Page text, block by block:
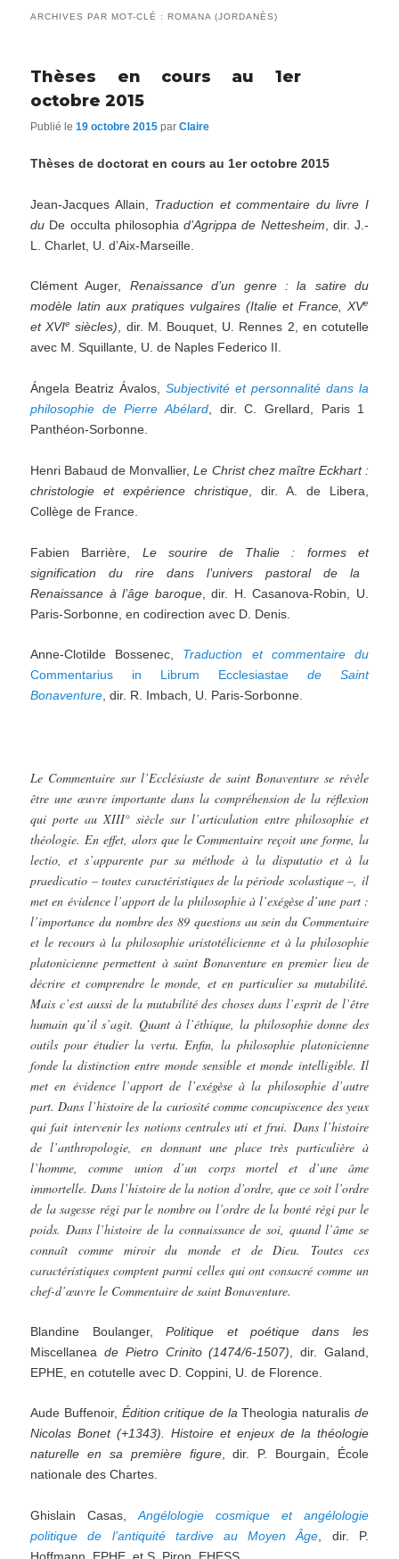
ARCHIVES PAR MOT-CLÉ : ROMANA (JORDANÈS)
Thèses en cours au 1er
octobre 2015
Publié le19 octobre 2015 parClaire
Thèses de doctorat en cours au 1er octobre 2015
Jean-Jacques Allain, Traduction et commentaire du livre I
du De occulta philosophia d’Agrippa de Nettesheim , dir. J.-
L. Charlet, U. d’Aix-Marseille.
Clément Auger, Renaissance d’un genre : la satire du
modèle latin aux pratiques vulgaires (Italie et France, XVe
et XVIe siècles), dir. M. Bouquet, U. Rennes 2, en cotutelle
avec M. Squillante, U. de Naples Federico II.
Ángela Beatriz Ávalos,Subjectivité et personnalité dans la
philosophie de Pierre Abélard, dir. C. Grellard, Paris 1
Panthéon-Sorbonne.
Henri Babaud de Monvallier,Le Christ chez maître Eckhart :
christologie et expérience christique , dir. A. de Libera,
Collège de France.
Fabien Barrière, Le sourire de Thalie : formes et
signification du rire dans l’univers pastoral de la
Renaissance à l’âge baroque, dir. H. Casanova-Robin, U.
Paris-Sorbonne, en codirection avec D. Denis.
Anne-Clotilde Bossenec, Traduction et commentaire du
Commentarius in Librum Ecclesiastae de Saint
Bonaventure, dir. R. Imbach, U. Paris-Sorbonne.
Le Commentaire sur l’Ecclésiaste de saint Bonaventure se révèle
être une œuvre importante dans la compréhension de la réflexion
qui porte au XIII° siècle sur l’articulation entre philosophie et
théologie. En effet, alors que le Commentaire reçoit une forme, la
lectio, et s’apparente par sa méthode à la disputatio et à la
praedicatio – toutes caractéristiques de la période scolastique –, il
met en évidence l’apport de la philosophie à l’exégèse d’une part :
l’importance du nombre des 89 questions au sein du Commentaire
et le recours à la philosophie aristotélicienne et à la philosophie
platonicienne permettent à saint Bonaventure en premier lieu de
décrire et comprendre le monde, et en particulier sa mutabilité.
Mais c’est aussi de la mutabilité des choses dans l’esprit de l’être
humain qu’il s’agit. Quant à l’éthique, la philosophie donne des
outils pour étudier la vertu. Enfin, la philosophie platonicienne
fonde la distinction entre monde sensible et monde intelligible. Il
met en évidence l’apport de l’exégèse à la philosophie d’autre
part. Dans l’histoire de la curiosité comme concupiscence des yeux
qui fait intervenir les notions centrales uti et frui. Dans l’histoire
de l’anthropologie, en donnant une place très particulière à
l’homme, comme union d’un corps mortel et d’une âme
immortelle. Dans l’histoire de la notion d’ordre, que ce soit l’ordre
de la sagesse régi par le nombre ou l’ordre de la bonté régi par le
poids. Dans l’histoire de la connaissance de soi, quand l’âme se
connaît comme miroir du monde et de Dieu. Toutes ces
caractéristiques comptent parmi celles qui ont consacré comme un
chef-d’œuvre le Commentaire de saint Bonaventure.
Blandine Boulanger,Politique et poétique dans
les
Miscellanea de Pietro Crinito (1474/6-1507) , dir. Galand,
EPHE, en cotutelle avec D. Coppini, U. de Florence.
Aude Buffenoir, Édition critique de laTheologia naturalis de
Nicolas Bonet (+1343). Histoire et enjeux de la théologie
naturelle en sa première figure, dir. P. Bourgain, École
nationale des Chartes.
Ghislain Casas,Angélologie cosmique et angélologie
politique de l’antiquité tardive au Moyen Âge, dir. P.